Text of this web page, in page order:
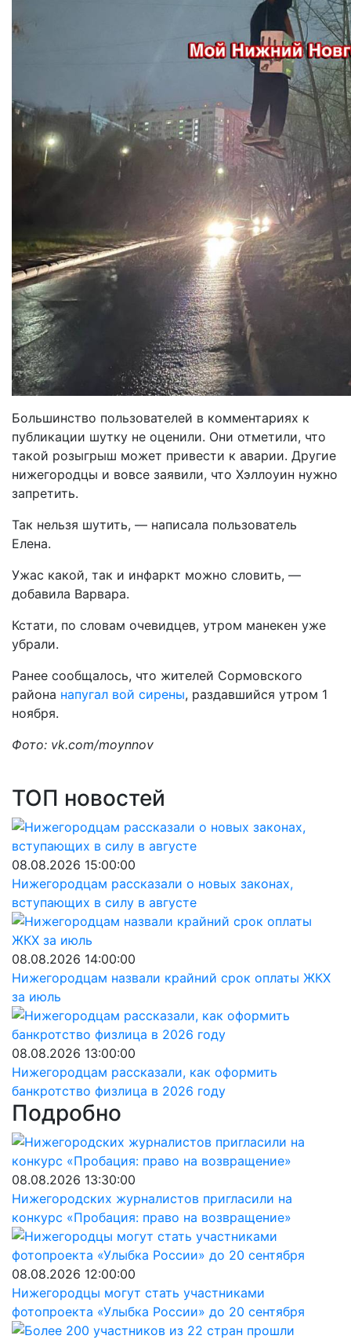
Большинство пользователей в комментариях к
публикации шутку не оценили. Они отметили, что
такой розыгрыш может привести к аварии. Другие
нижегородцы и вовсе заявили, что Хэллоуин нужно
запретить.
Так нельзя шутить, — написала пользователь
Елена.
Ужас какой, так и инфаркт можно словить, —
добавила Варвара.
Кстати, по словам очевидцев, утром манекен уже
убрали.
Ранее сообщалось, что жителей Сормовского
района напугал вой сирены, раздавшийся утром 1
ноября.
Фото: vk.com/moynnov
ТОП новостей
08.08.2026 15:00:00
Нижегородцам рассказали о новых законах,
вступающих в силу в августе
08.08.2026 14:00:00
Нижегородцам назвали крайний срок оплаты ЖКХ
за июль
08.08.2026 13:00:00
Нижегородцам рассказали, как оформить
банкротство физлица в 2026 году
Подробно
08.08.2026 13:30:00
Нижегородских журналистов пригласили на
конкурс «Пробация: право на возвращение»
08.08.2026 12:00:00
Нижегородцы могут стать участниками
фотопроекта «Улыбка России» до 20 сентября